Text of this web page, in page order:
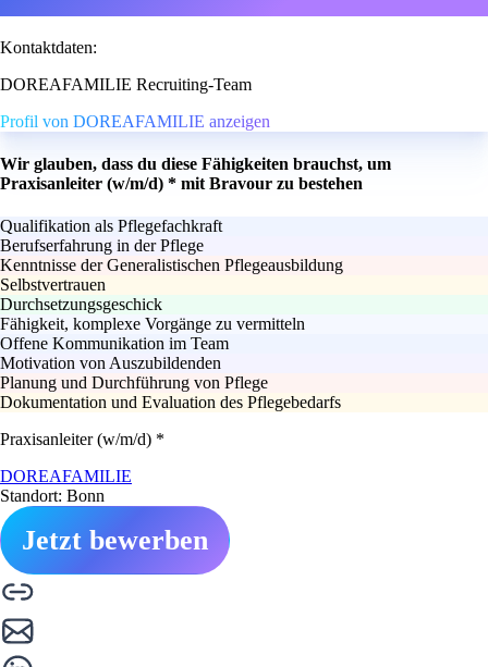
Kontaktdaten:
DOREAFAMILIE Recruiting-Team
Profil von DOREAFAMILIE anzeigen
Wir glauben, dass du diese Fähigkeiten brauchst, um
Praxisanleiter (w/m/d) * mit Bravour zu bestehen
Qualifikation als Pflegefachkraft
Berufserfahrung in der Pflege
Kenntnisse der Generalistischen Pflegeausbildung
Selbstvertrauen
Durchsetzungsgeschick
Fähigkeit, komplexe Vorgänge zu vermitteln
Offene Kommunikation im Team
Motivation von Auszubildenden
Planung und Durchführung von Pflege
Dokumentation und Evaluation des Pflegebedarfs
Praxisanleiter (w/m/d) *
DOREAFAMILIE
Standort: Bonn
Jetzt bewerben